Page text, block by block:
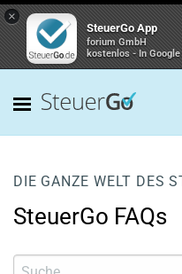
×
SteuerGo App
forium GmbH
kostenlos - In
DIE GANZE WELT DES
SteuerGo FAQs